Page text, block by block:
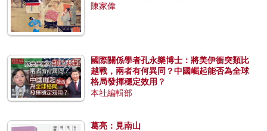
陳家偉
國際關係學者孔永樂博士：將美伊衝突類比
越戰，兩者有何異同？中國崛起能否為全球
格局發揮穩定效用？
本社編輯部
葛亮：見南山